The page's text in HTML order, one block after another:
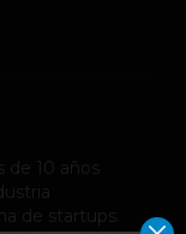
de 10 años
de startups.